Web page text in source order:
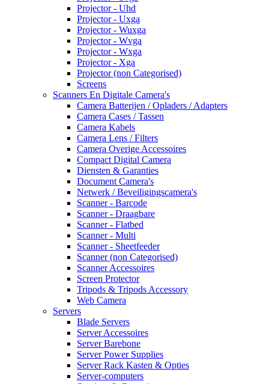
Projector - Uhd
Projector - Uxga
Projector - Wuxga
Projector - Wvga
Projector - Wxga
Projector - Xga
Projector (non Categorised)
Screens
Scanners En Digitale Camera's
Camera Batterijen / Opladers / Adapters
Camera Cases / Tassen
Camera Kabels
Camera Lens / Filters
Camera Overige Accessoires
Compact Digital Camera
Diensten & Garanties
Document Camera's
Netwerk / Beveiligingscamera's
Scanner - Barcode
Scanner - Draagbare
Scanner - Flatbed
Scanner - Multi
Scanner - Sheetfeeder
Scanner (non Categorised)
Scanner Accessoires
Screen Protector
Tripods & Tripods Accessory
Web Camera
Servers
Blade Servers
Server Accessoires
Server Barebone
Server Power Supplies
Server Rack Kasten & Opties
Server-computers